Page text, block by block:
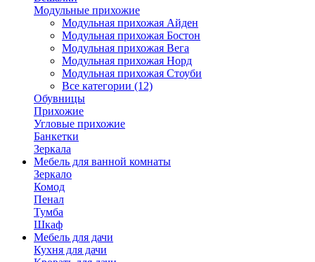
Модульные прихожие
Модульная прихожая Айден
Модульная прихожая Бостон
Модульная прихожая Вега
Модульная прихожая Норд
Модульная прихожая Стоуби
Все категории (12)
Обувницы
Прихожие
Угловые прихожие
Банкетки
Зеркала
Мебель для ванной комнаты
Зеркало
Комод
Пенал
Тумба
Шкаф
Мебель для дачи
Кухня для дачи